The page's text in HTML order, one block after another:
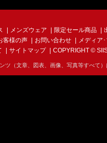
メンズウェア 限定セール商品
客様の声 お問い合わせ
メディア
サイトマップ COPYRIGHT ©
ツ（文章、図表、画像、写真等すべて